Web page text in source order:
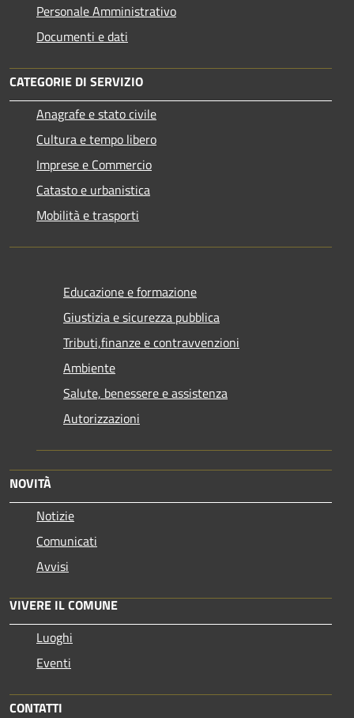
Personale Amministrativo
Documenti e dati
CATEGORIE DI SERVIZIO
Anagrafe e stato civile
Cultura e tempo libero
Imprese e Commercio
Catasto e urbanistica
Mobilità e trasporti
Educazione e formazione
Giustizia e sicurezza pubblica
Tributi,finanze e contravvenzioni
Ambiente
Salute, benessere e assistenza
Autorizzazioni
NOVITÀ
Notizie
Comunicati
Avvisi
VIVERE IL COMUNE
Luoghi
Eventi
CONTATTI